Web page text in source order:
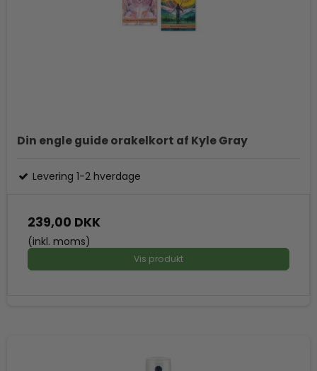
Din engle guide orakelkort af Kyle Gray
Levering 1-2 hverdage
239,00 DKK
(inkl. moms)
Vis produkt